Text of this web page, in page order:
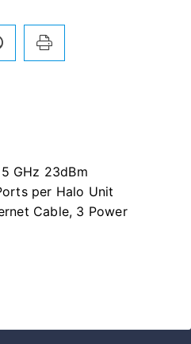
GHz 23dBm
per Halo Unit
Cable, 3 Power